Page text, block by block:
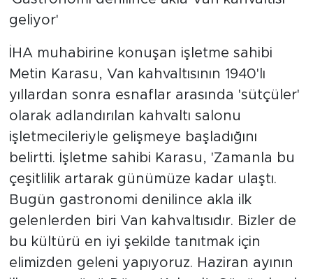
geliyor'
İHA muhabirine konuşan işletme sahibi
Metin Karasu, Van kahvaltısının 1940'lı
yıllardan sonra esnaflar arasında 'sütçüler'
olarak adlandırılan kahvaltı salonu
işletmecileriyle gelişmeye başladığını
belirtti. İşletme sahibi Karasu, 'Zamanla bu
çeşitlilik artarak günümüze kadar ulaştı.
Bugün gastronomi denilince akla ilk
gelenlerden biri Van kahvaltısıdır. Bizler de
bu kültürü en iyi şekilde tanıtmak için
elimizden geleni yapıyoruz. Haziran ayının